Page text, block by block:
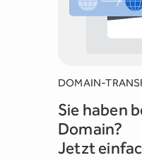
DOMAIN-
Sie haben
Domain?
Jetzt